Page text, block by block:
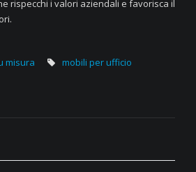
rispecchi i valori aziendali e favorisca il
misura mobili per ufficio